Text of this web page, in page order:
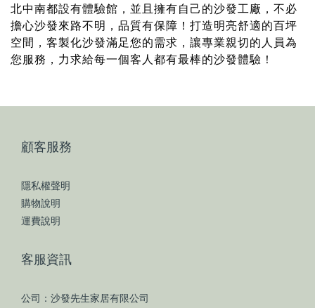
北中南都設有體驗館，並且擁有自己的沙發工廠，不必
擔心沙發來路不明，品質有保障！打造明亮舒適的百坪
空間，客製化沙發滿足您的需求，讓專業親切的人員為
您服務，力求給每一個客人都有最棒的沙發體驗！
顧客服務
隱私權聲明
購物說明
運費說明
客服資訊
公司：沙發先生家居有限公司